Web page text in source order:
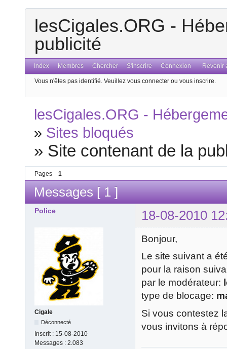
lesCigales.ORG -
publicité
Index Membres Chercher S'inscrire Connexion Revenir
Vous n'êtes pas identifié. Veuillez vous connecter ou vous inscrire.
lesCigales.ORG -
» Sites bloqués
» Site contenant de la
Pages 1
Messages [ 1 ]
Police 18-08-2010
Cigale
Déconnecté
Inscrit : 15-08-2010
Messages : 2.083
Bonjour,
Le site suivant a
pour la raison
par le modérateur:
type de blocage:
Si vous contestez
vous invitons à